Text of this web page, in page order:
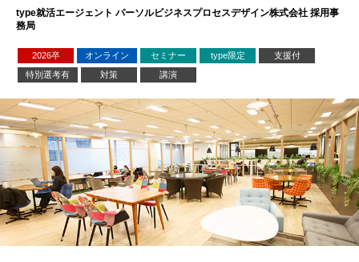
type就活エージェント パーソルビジネスプロセスデザイン株式会社 採用事
務局
2026卒 オンライン セミナー type限定
支援付
特別選考有
対策 講演